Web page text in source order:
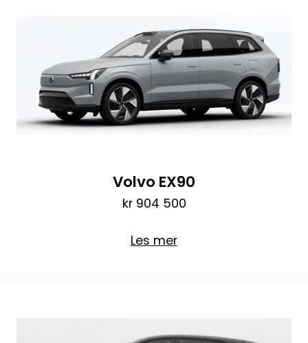
Volvo EX90
kr 904 500
Les mer